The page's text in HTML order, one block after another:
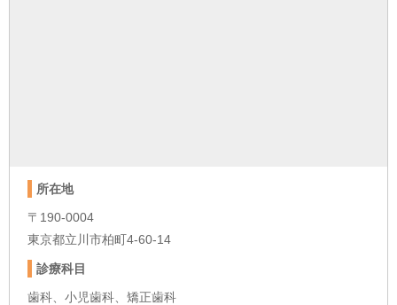
所在地
〒190-0004
東京都立川市柏町4-60-14
診療科目
歯科、小児歯科、矯正歯科